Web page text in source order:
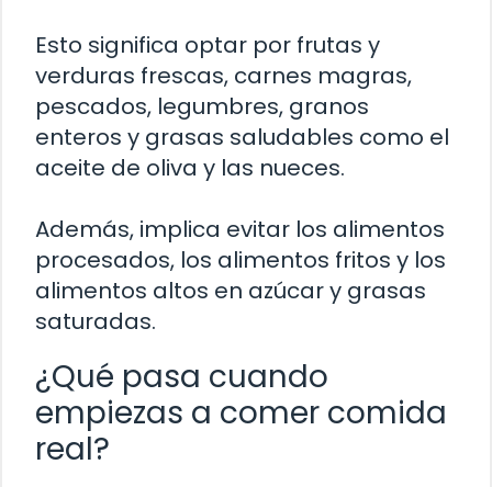
Esto significa optar por frutas y
verduras frescas, carnes magras,
pescados, legumbres, granos
enteros y grasas saludables como el
aceite de oliva y las nueces.
Además, implica evitar los alimentos
procesados, los alimentos fritos y los
alimentos altos en azúcar y grasas
saturadas.
¿Qué pasa cuando
empiezas a comer comida
real?